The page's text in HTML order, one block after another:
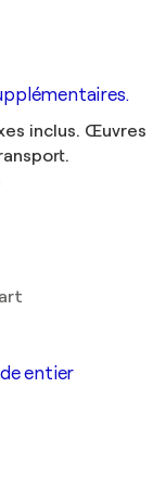
inclus. Œuvres
entier